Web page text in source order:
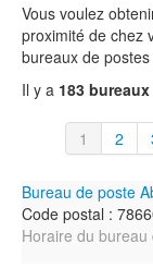
Vous voulez
proximité de chez
bureaux de
Il y a 183
1 2
Bureau de poste
Code postal :
Horaire du